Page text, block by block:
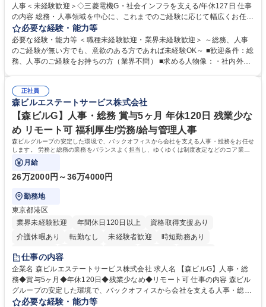
人事＜未経験歓迎＞◇三菱電機G・社会インフラを支える/年休127日 仕事
の内容 総務・人事領域を中心に、これまでのご経験に応じて幅広くお任せ
します。 ＜具体的には＞ ・総務/人事労務（給与・社保・勤怠管理など）
・採用・教育研修 ・福利厚生運用 など ※基本的には事務所勤務ですが、
採用や教育等の業務内容により、関西圏以外への日帰り・宿泊を伴う国内
出張もございます。 ※担当業務を持ちつつ、お互いに助け合いながら、総
必要な経験・能力等
必要な経験・能力等 ＜職種未経験歓迎・業界未経験歓迎＞ ～総務、人事
のご経験が無い方でも、意欲のある方であれば未経験OK～ ■歓迎条件：総
務、人事のご経験をお持ちの方（業界不問） ■求める人物像：・社内外の
正社員
森ビルエステートサービス株式会社
【森ビルG】人事・総務 賞与5ヶ月 年休120日 残業少な
め リモート可 福利厚生/労務/給与管理人事
森ビルグループの安定した環境で、バックオフィスから会社を支える人事・総務をお任せ
します。 労務と総務の業務をバランスよく担当し、ゆくゆくは制度改定などのコア業務
にも挑戦できる、やりがいある環境です。
月給
26万2000円～36万4000円
勤務地
東京都港区
業界未経験歓迎
年間休日120日以上
資格取得支援あり
介護休暇あり
転勤なし 未経験者歓迎
時短勤務あり
経験者歓迎
完全週休2日制
交通費支給 長期歓迎 駅近5分以内 土日祝休み
仕事の内容
企業名 森ビルエステートサービス株式会社 求人名 【森ビルG】人事・総
務◆賞与5ヶ月◆年休120日◆残業少なめ◆リモート可 仕事の内容 森ビル
グループの安定した環境で、バックオフィスから会社を支える人事・総務
をお任せします。 労務と総務の業務をバランスよく担当し、ゆくゆくは制
必要な経験・能力等